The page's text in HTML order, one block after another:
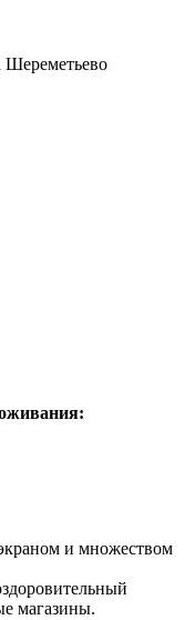
Шереметьево
и множеством
магазины.